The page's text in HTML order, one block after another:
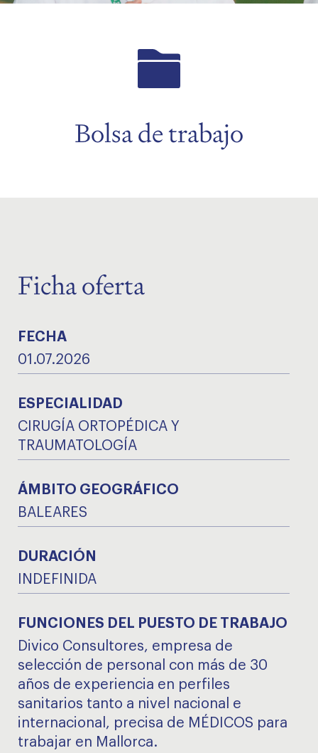
Bolsa de trabajo
Ficha oferta
FECHA
01.07.2026
ESPECIALIDAD
CIRUGÍA ORTOPÉDICA Y
TRAUMATOLOGÍA
ÁMBITO GEOGRÁFICO
BALEARES
DURACIÓN
INDEFINIDA
FUNCIONES DEL PUESTO DE TRABAJO
Divico Consultores, empresa de
selección de personal con más de 30
años de experiencia en perfiles
sanitarios tanto a nivel nacional e
internacional, precisa de MÉDICOS para
trabajar en Mallorca.